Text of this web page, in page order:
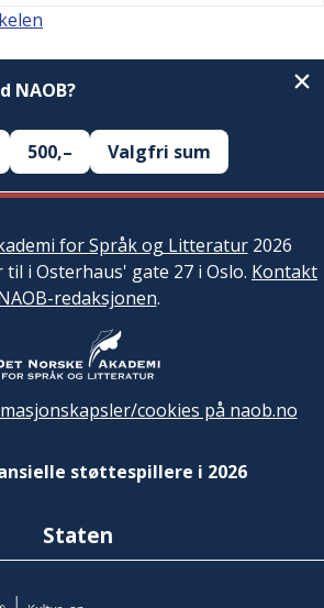
NAOB?
500,– Valgfri sum
for Språk og Litteratur2026
til i Osterhaus' gate 27 i Oslo. Kontakt
redaksjonen.
cookies på naob.no
støttespillere i 2026
Staten